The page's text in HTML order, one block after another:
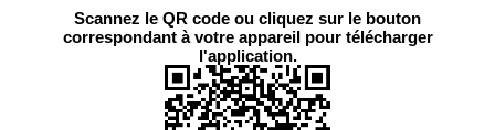
Scannez le QR code ou cliquez sur le bouton
correspondant à votre appareil pour télécharger
l'application.